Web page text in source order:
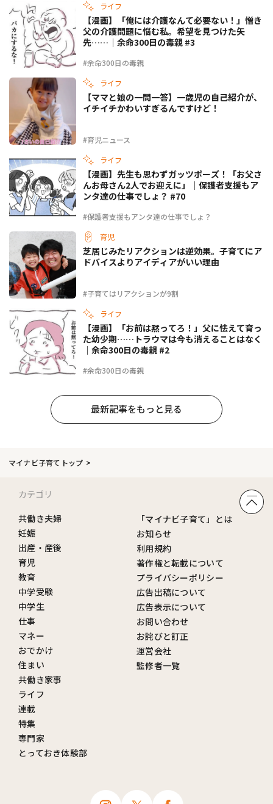
ライフ
#余命300日の毒親
【漫画】「俺には介護なんて必要ない！」憎き
父の介護問題に悩む私。希望を見つけた矢
先……｜余命300日の毒親 #3
ライフ
#育児ニュース
【ママと娘の一問一答】一歳児の自己紹介が、
イチイチかわいすぎるんですけど！
ライフ
#保護者支援もアンタ達の仕事でしょ？
【漫画】先生も思わずガッツポーズ！「お父さ
んお母さん2人でお迎えに」｜保護者支援もア
ンタ達の仕事でしょ？ #70
育児
#子育てはリアクションが9割
芝居じみたリアクションは逆効果。子育てにア
ドバイスよりアイディアがいい理由
ライフ
#余命300日の毒親
【漫画】「お前は黙ってろ！」父に怯えて育っ
た幼少期……トラウマは今も消えることはなく
｜余命300日の毒親 #2
最新記事をもっと見る
マイナビ子育てトップ
カテゴリ
共働き夫婦
妊娠
出産・産後
育児
教育
中学受験
中学生
仕事
マネー
おでかけ
住まい
共働き家事
ライフ
連載
特集
専門家
とっておき体験部
「マイナビ子育て」とは
お知らせ
利用規約
著作権と転載について
プライバシーポリシー
広告出稿について
広告表示について
お問い合わせ
お詫びと訂正
運営会社
監修者一覧